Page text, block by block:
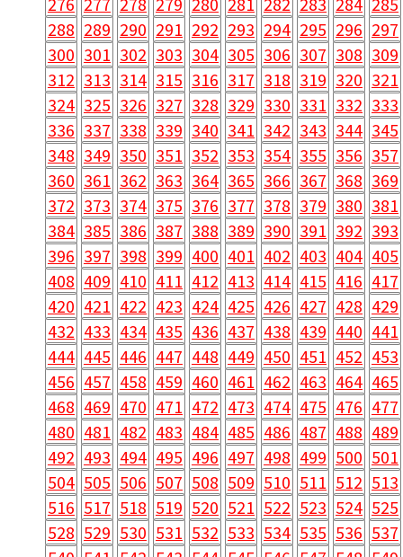
288 289 290 291 292 293 294 295 296 297
300 301 302 303 304 305 306 307 308 309
312 313 314 315 316 317 318 319 320 321
324 325 326 327 328 329 330 331 332 333
336 337 338 339 340 341 342 343 344 345
348 349 350 351 352 353 354 355 356 357
360 361 362 363 364 365 366 367 368 369
372 373 374 375 376 377 378 379 380 381
384 385 386 387 388 389 390 391 392 393
396 397 398 399 400 401 402 403 404 405
408 409 410 411 412 413 414 415 416 417
420 421 422 423 424 425 426 427 428 429
432 433 434 435 436 437 438 439 440 441
444 445 446 447 448 449 450 451 452 453
456 457 458 459 460 461 462 463 464 465
468 469 470 471 472 473 474 475 476 477
480 481 482 483 484 485 486 487 488 489
492 493 494 495 496 497 498 499 500 501
504 505 506 507 508 509 510 511 512 513
516 517 518 519 520 521 522 523 524 525
528 529 530 531 532 533 534 535 536 537